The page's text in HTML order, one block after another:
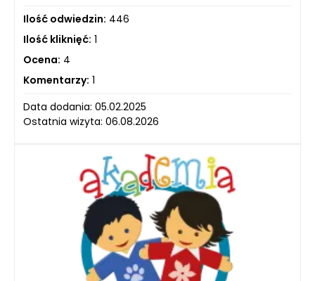
Ilość odwiedzin: 446
Ilość kliknięć: 1
Ocena: 4
Komentarzy: 1
Data dodania: 05.02.2025
Ostatnia wizyta: 06.08.2026